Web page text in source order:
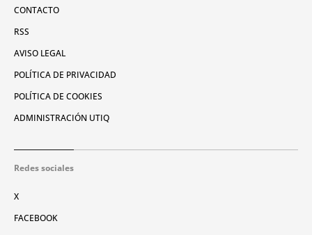
CONTACTO
RSS
AVISO LEGAL
POLÍTICA DE PRIVACIDAD
POLÍTICA DE COOKIES
ADMINISTRACIÓN UTIQ
Redes sociales
X
FACEBOOK